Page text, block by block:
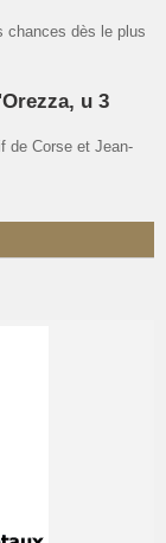
chances dès le plus
u 3
de Corse et Jean-